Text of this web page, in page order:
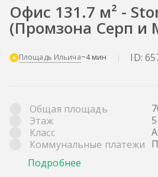
Офис 131.7 м² -
(Промзона Серп и
Площадь Ильича~4 мин ID:
Общая площадь
Этаж
5
Класс
A
Коммунальные платежи
Подробнее